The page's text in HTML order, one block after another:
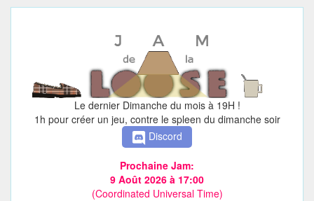
Le dernier Dimanche du mois à 19H !
1h pour créer un jeu, contre le spleen du dimanche soir
Discord
Prochaine Jam:
9 Août 2026 à 17:00
(Coordinated Universal Time)